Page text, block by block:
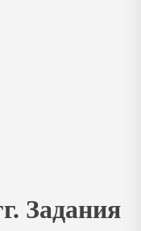
Задания